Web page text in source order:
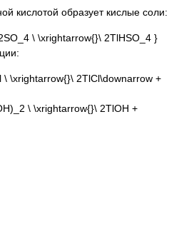
кислотой образует кислые соли: